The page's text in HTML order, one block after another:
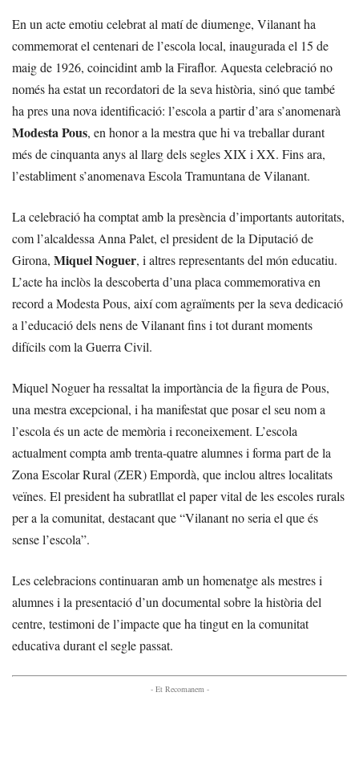
En un acte emotiu celebrat al matí de diumenge, Vilanant ha
commemorat el centenari de l’escola local, inaugurada el 15 de
maig de 1926, coincidint amb la Firaflor. Aquesta celebració no
només ha estat un recordatori de la seva història, sinó que també
ha pres una nova identificació: l’escola a partir d’ara s’anomenarà
Modesta Pous, en honor a la mestra que hi va treballar durant
més de cinquanta anys al llarg dels segles XIX i XX. Fins ara,
l’establiment s’anomenava Escola Tramuntana de Vilanant.
La celebració ha comptat amb la presència d’importants autoritats,
com l’alcaldessa Anna Palet, el president de la Diputació de
Girona, Miquel Noguer, i altres representants del món educatiu.
L’acte ha inclòs la descoberta d’una placa commemorativa en
record a Modesta Pous, així com agraïments per la seva dedicació
a l’educació dels nens de Vilanant fins i tot durant moments
difícils com la Guerra Civil.
Miquel Noguer ha ressaltat la importància de la figura de Pous,
una mestra excepcional, i ha manifestat que posar el seu nom a
l’escola és un acte de memòria i reconeixement. L’escola
actualment compta amb trenta-quatre alumnes i forma part de la
Zona Escolar Rural (ZER) Empordà, que inclou altres localitats
veïnes. El president ha subratllat el paper vital de les escoles rurals
per a la comunitat, destacant que “Vilanant no seria el que és
sense l’escola”.
Les celebracions continuaran amb un homenatge als mestres i
alumnes i la presentació d’un documental sobre la història del
centre, testimoni de l’impacte que ha tingut en la comunitat
educativa durant el segle passat.
- Et Recomanem -